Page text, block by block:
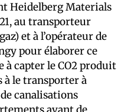
Heidelberg Materials
au transporteur
et à l’opérateur de
pour élaborer ce
capter le CO2 produit
à le transporter à
canalisations